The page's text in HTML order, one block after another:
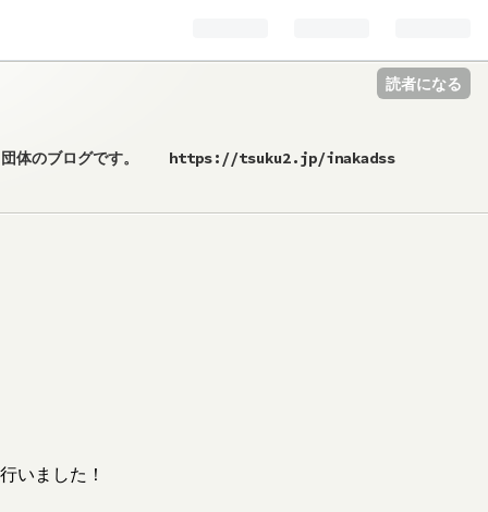
読者になる
とする団体のブログです。 https://tsuku2.jp/inakadss
いました！